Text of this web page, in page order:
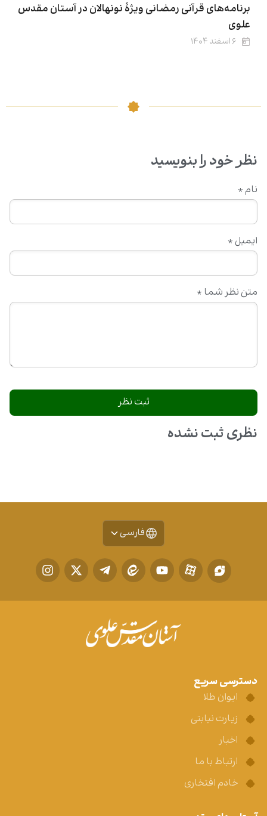
برنامه‌های قرآنی رمضانی ویژۀ نونهالان در آستان مقدس
علوی
۶ اسفند ۱۴۰۴
نظر خود را بنویسید
متن نظر شما *
نام *
ایمیل *
نظری ثبت نشده
فارسی
دسترسی سریع
ایوان طلا
زیارت نیابتی
اخبار
ارتباط با ما
خادم افتخاری